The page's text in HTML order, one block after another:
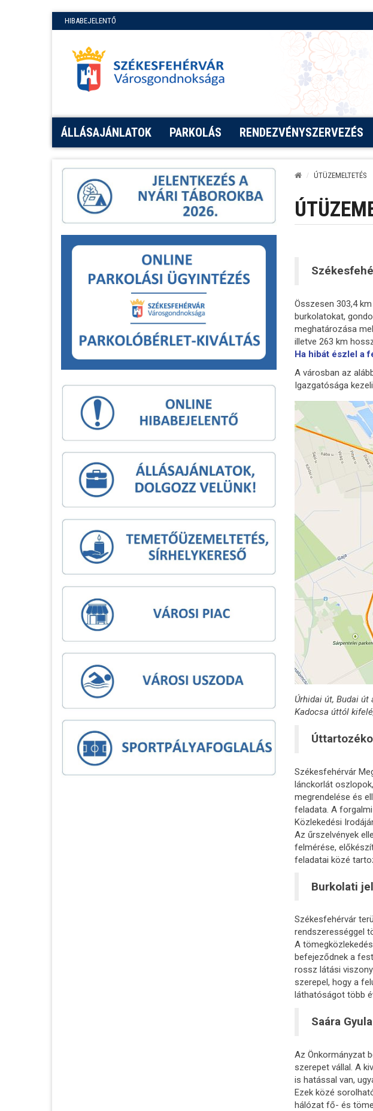
HIBABEJELENTŐ
ÁLLÁSAJÁNLATOK PARKOLÁS RENDEZVÉNYSZERVEZÉS
ÚTÜZEMELTETÉS
Összesen 303,4
burkolatokat,
meghatározása
illetve 263 km
Ha hibát észlel a
A városban az
Igazgatósága
Úrhidai út, Budai út
Kadocsa úttól
Székesfehérvár
lánckorlát
megrendelése és
feladata. A
Közlekedési
Az űrszelvények
felmérése,
feladatai közé
Burkolati
Székesfehérvár
rendszerességgel
A
befejeződnek a
rossz látási
szerepel, hogy a
láthatóságot több
Saára
Az Önkormányzat
szerepet vállal. A
is hatással van,
Ezek közé
hálózat fő- és